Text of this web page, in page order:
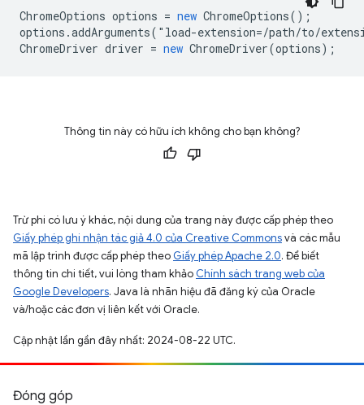
ChromeOptions options = new ChromeOptions();
options .addArguments( " load-extension=/path/to/
ChromeDriver driver = new ChromeDriver(options);
Thông tin này có hữu ích không cho bạn không?
Trừ phi có lưu ý khác, nội dung của trang này được cấp phép theo
Giấy phép ghi nhận tác giả 4.0 của Creative Commonsvà các mẫu
mã lập trình được cấp phép theo Giấy phép Apache 2.0. Để biết
thông tin chi tiết, vui lòng tham khảo Chính sách trang web của
Google Developers. Java là nhãn hiệu đã đăng ký của Oracle
và/hoặc các đơn vị liên kết với Oracle.
Cập nhật lần gần đây nhất: 2024-08-22 UTC.
Đóng góp